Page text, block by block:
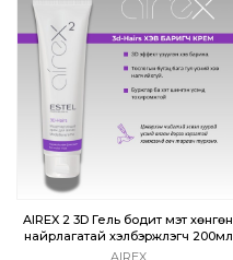
AIREX
AIREX 2 3D Гель бодит мэт хөнгөн
найрлагатай хэлбэржүүлэгч 200мл